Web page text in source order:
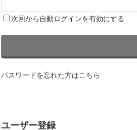
次回から自動ログインを有効にする
パスワードを忘れた方はこちら
ユーザー登録